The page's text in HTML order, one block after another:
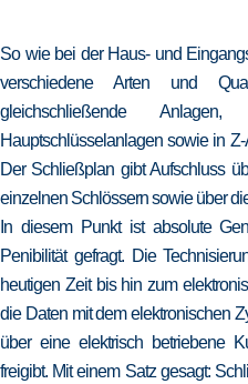
So wie bei der Haus- und
verschiedene Arten und
gleichschließende
Hauptschlüsselanlagen sowie in
Der Schließplan gibt Aufschluss
einzelnen Schlössern sowie über
In diesem Punkt ist absolute
Penibilität gefragt. Die
heutigen Zeit bis hin zum
die Daten mit dem elektronischen
über eine elektrisch betriebene
freigibt. Mit einem Satz gesagt: